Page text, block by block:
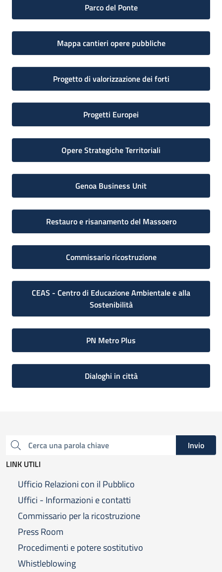
Parco del Ponte
Mappa cantieri opere pubbliche
Progetto di valorizzazione dei forti
Progetti Europei
Opere Strategiche Territoriali
Genoa Business Unit
Restauro e risanamento del Massoero
Commissario ricostruzione
CEAS - Centro di Educazione Ambientale e alla
Sostenibilità
PN Metro Plus
Dialoghi in città
Cerca una parola chiave
Invio
LINK UTILI
Ufficio Relazioni con il Pubblico
Uffici - Informazioni e contatti
Commissario per la ricostruzione
Press Room
Procedimenti e potere sostitutivo
Whistleblowing